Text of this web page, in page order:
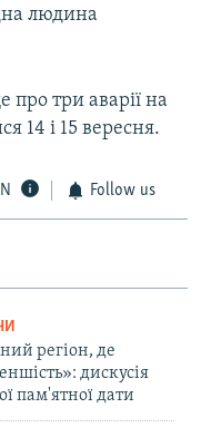
людина
три аварії на
14 і 15 вересня.
Follow us
регіон, де
дискусія
пам'ятної дати